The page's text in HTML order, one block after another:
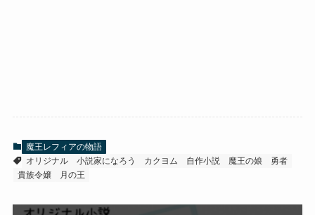
魔王レフィアの物語
オリジナル
小説家になろう カクヨム 自作小説 魔王の娘
勇者
貴族令嬢
月の王